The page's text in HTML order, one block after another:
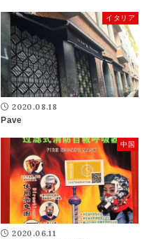
イタリア
2020.08.18
Pave
中国
2020.06.11